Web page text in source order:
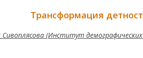
Трансформация
(Институт демографических